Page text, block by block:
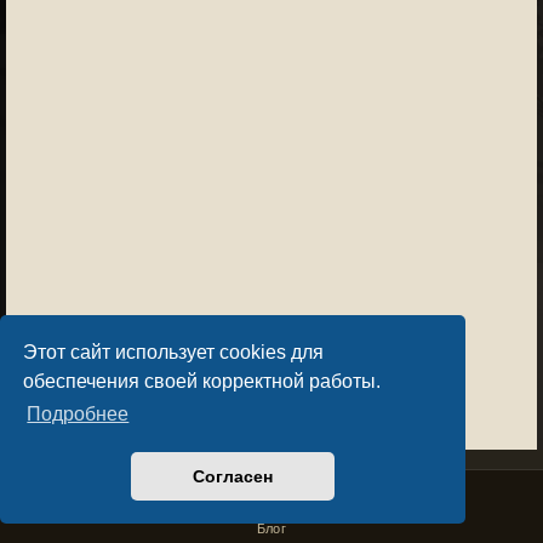
Этот сайт использует cookies для
обеспечения своей корректной работы.
Подробнее
Согласен
Privacy PolicyLicense Agreement
Copyright © Sacralium Games 2023-
Блог